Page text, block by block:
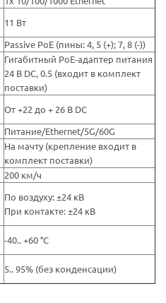
11 Вт
Passive PoE (пины: 4, 5 (+); 7, 8 (-))
Гигабитный PoE-адаптер питания
24 В DC, 0.5 (входит в комплект
поставки)
От +22 до + 26 В DC
Питание/Ethernet/5G/60G
На мачту (крепление входит в
комплект поставки)
200 км/ч
По воздуху: ±24 кВ
При контакте: ±24 кВ
-40.. +60 °C
5.. 95% (без конденсации)